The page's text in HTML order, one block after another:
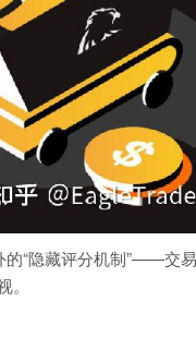
的“隐藏评分机制”——交